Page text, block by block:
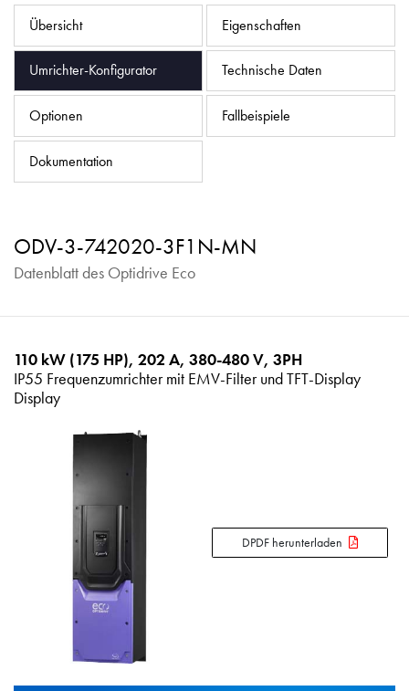
Übersicht Eigenschaften
Umrichter-Konfigurator Technische Daten
Optionen Fallbeispiele
Dokumentation
ODV-3-742020-3F1N-MN
Datenblatt des Optidrive Eco
110 kW (175 HP), 202 A, 380-480 V, 3PH
IP55 Frequenzumrichter mit EMV-Filter und TFT-Display
Display
DPDF herunterladen
Datenschutzrichtlinie
Sitemap